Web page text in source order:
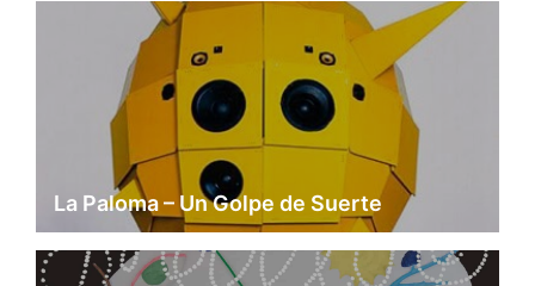
La Paloma – Un Golpe de Suerte